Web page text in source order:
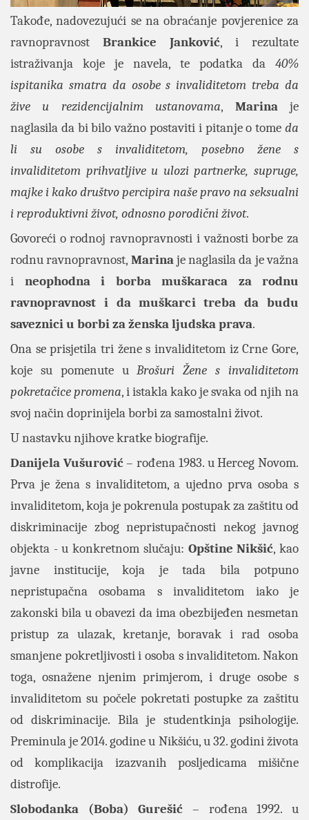
Takođe, nadovezujući se na obraćanje povjerenice za
ravnopravnost Brankice Janković, i rezultate
istraživanja koje je navela, te podatka da 40%
ispitanika smatra da osobe s invaliditetom treba da
žive u rezidencijalnim ustanovama, Marinaje
naglasila da bi bilo važno postaviti i pitanje o tome da
li su osobe s invaliditetom, posebno žene s
invaliditetom prihvatljive u ulozi partnerke, supruge,
majke i kako društvo percipira naše pravo na seksualni
i reproduktivni život, odnosno porodični život.
Govoreći o rodnoj ravnopravnosti i važnosti borbe za
rodnu ravnopravnost, Marinaje naglasila da je važna
i neophodna i borba muškaraca za rodnu
ravnopravnost i da muškarci treba da budu
saveznici u borbi za ženska ljudska prava.
Ona se prisjetila tri žene s invaliditetom iz Crne Gore,
koje su pomenute uBrošuri Žene s invaliditetom
pokretačice promena, i istakla kako je svaka od njih na
svoj način doprinijela borbi za samostalni život.
U nastavku njihove kratke biografije.
Danijela Vušurović– rođena 1983. u Herceg Novom.
Prva je žena s invaliditetom, a ujedno prva osoba s
invaliditetom, koja je pokrenula postupak za zaštitu od
diskriminacije zbog nepristupačnosti nekog javnog
objekta - u konkretnom slučaju: Opštine Nikšić, kao
javne institucije, koja je tada bila potpuno
nepristupačna osobama s invaliditetom iako je
zakonski bila u obavezi da ima obezbijeđen nesmetan
pristup za ulazak, kretanje, boravak i rad osoba
smanjene pokretljivosti i osoba s invaliditetom. Nakon
toga, osnažene njenim primjerom, i druge osobe s
invaliditetom su počele pokretati postupke za zaštitu
od diskriminacije. Bila je studentkinja psihologije.
Preminula je 2014. godine u Nikšiću, u 32. godini života
od komplikacija izazvanih posljedicama mišične
distrofije.
Slobodanka (Boba) Gurešić – rođena 1992. u